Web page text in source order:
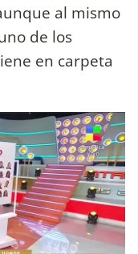
al mismo
de los
en carpeta